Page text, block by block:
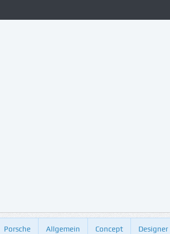
Porsche Allgemein Concept Designer